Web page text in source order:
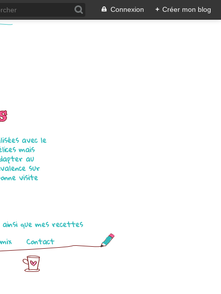
Connexion + Créer mon blog
avec le
mais
au
sur
visite
ainsi que mes recettes
Contact